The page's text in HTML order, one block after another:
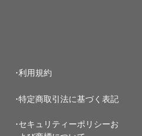
利用規約
特定商取引法に基づく表記
セキュリティーポリシーお